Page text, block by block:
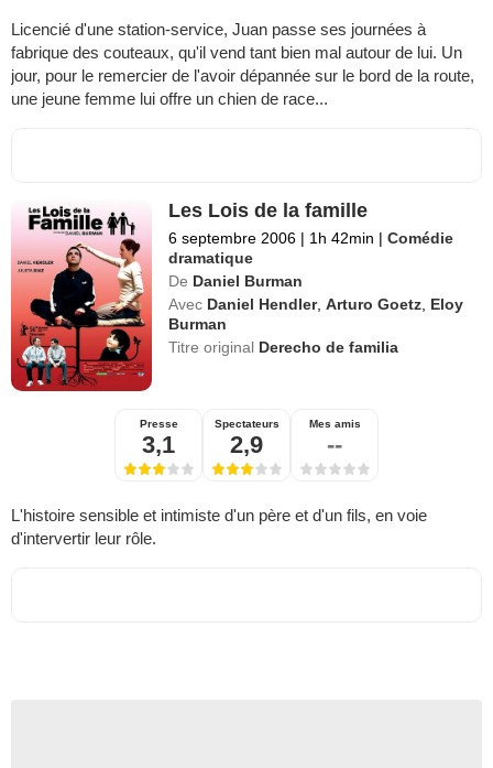
Licencié d'une station-service, Juan passe ses journées à
fabrique des couteaux, qu'il vend tant bien mal autour de lui. Un
jour, pour le remercier de l'avoir dépannée sur le bord de la route,
une jeune femme lui offre un chien de race...
Les Lois de la famille
6 septembre 2006 | 1h 42min | Comédie
dramatique
De Daniel Burman
Avec Daniel Hendler,Arturo Goetz Eloy
Burman
Titre original Derecho de familia
Presse
3,1
Spectateurs
2,9
Mes amis
--
L'histoire sensible et intimiste d'un père et d'un fils, en voie
d'intervertir leur rôle.